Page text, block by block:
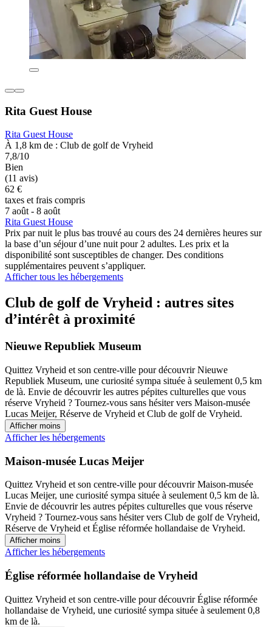
Rita Guest House
Rita Guest House
À 1,8 km de : Club de golf de Vryheid
7,8/10
Bien
(11 avis)
62 €
taxes et frais compris
7 août - 8 août
Rita Guest House
Prix par nuit le plus bas trouvé au cours des 24 dernières heures sur
la base d’un séjour d’une nuit pour 2 adultes. Les prix et la
disponibilité sont susceptibles de changer. Des conditions
supplémentaires peuvent s’appliquer.
Afficher tous les hébergements
Club de golf de Vryheid : autres sites
d’intérêt à proximité
Nieuwe Republiek Museum
Quittez Vryheid et son centre-ville pour découvrir Nieuwe
Republiek Museum, une curiosité sympa située à seulement 0,5 km
de là. Envie de découvrir les autres pépites culturelles que vous
réserve Vryheid ? Tournez-vous sans hésiter vers Maison-musée
Lucas Meijer, Réserve de Vryheid et Club de golf de Vryheid.
Afficher moins
Afficher les hébergements
Maison-musée Lucas Meijer
Quittez Vryheid et son centre-ville pour découvrir Maison-musée
Lucas Meijer, une curiosité sympa située à seulement 0,5 km de là.
Envie de découvrir les autres pépites culturelles que vous réserve
Vryheid ? Tournez-vous sans hésiter vers Club de golf de Vryheid,
Réserve de Vryheid et Église réformée hollandaise de Vryheid.
Afficher moins
Afficher les hébergements
Église réformée hollandaise de Vryheid
Quittez Vryheid et son centre-ville pour découvrir Église réformée
hollandaise de Vryheid, une curiosité sympa située à seulement 0,8
km de là.